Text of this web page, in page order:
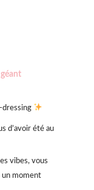
dressing
d’avoir été au
vibes, vous
un moment